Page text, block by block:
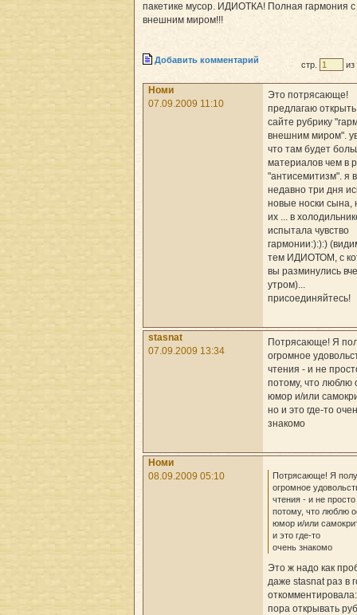
пакетике мусор. ИДИОТКА! Полная гармония с
внешним миром!!!
Добавить комментарий стр. из
Номи
07.09.2009 11:10
Это потрясающе!
предлагаю
сайте рубрику
внешним миром".
что там будет
материалов чем в
"антисемитизм". я
недавно три дня
новые носки сына,
их ... в
испытала чувство
гармонии:):):)
тем ИДИОТОМ, с
вы разминулись
утром)...
присоединяйтесь!
stasnat
07.09.2009 13:34
Потрясающе! Я
огромное
чтения - и не
потому, что люблю
юмор и/или
но и это где-то
знакомо
Номи
08.09.2009 05:10
Потрясающе! Я
огромное
чтения - и не просто
потому, что люблю
юмор и/или
и это где-то
очень знакомо
Это ж надо как
даже stasnat раз в
пора открывать